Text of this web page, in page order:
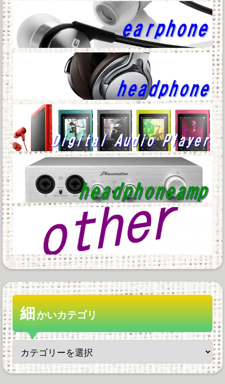
【悲報】価格高騰の波、次は「PC用マザーボー
ド」か他
Powered by livedoor 相互RSS
細かいカテゴリ